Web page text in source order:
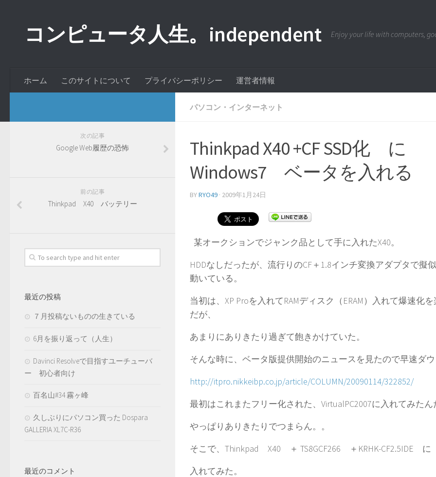
コンピュータ人生。independent Enjoy your life with computers,
ホーム このサイトについて プライバシーポリシー 運営者情報
パソコン・インターネット
Thinkpad X40 +CF SSD化 に
Windows7 ベータを入れる
BYRYO49 · 2009年1月24日
某オークションでジャンク品として手に入れたX40。
HDDなしだったが、流行りのCF＋1.8インチ変換アダプタで擬
動いている。
当初は、XP Proを入れてRAMディスク（ERAM）入れて爆速化
だが、
あまりにありきたり過ぎて飽きかけていた。
そんな時に、ベータ版提供開始のニュースを見たので早速ダ
http://itpro.nikkeibp.co.jp/article/COLUMN/20090114/322852/
最初はこれまたフリー化された、VirtualPC2007に入れてみた
やっぱりありきたりでつまらん。。
そこで、Thinkpad X40 ＋ TS8GCF266 ＋KRHK-CF2.5IDE に
入れてみた。
次の記事
Google Web履歴の恐怖
前の記事
Thinkpad X40 バッテリー
最近の投稿
７月投稿ないものの生きている
6月を振り返って（人生）
Davinci Resolveで目指すユーチューバ
ー 初心者向け
百名山#34 霧ヶ峰
久しぶりにパソコン買った Dospara
GALLERIA XL7C-R36
最近のコメント